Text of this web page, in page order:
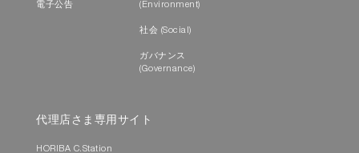
電子公告
(Environment)
社会 (Social)
ガバナンス
(Governance)
代理店さま専用サイト
HORIBA C.Station